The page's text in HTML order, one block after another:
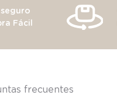
seguro
Fácil
frecuentes